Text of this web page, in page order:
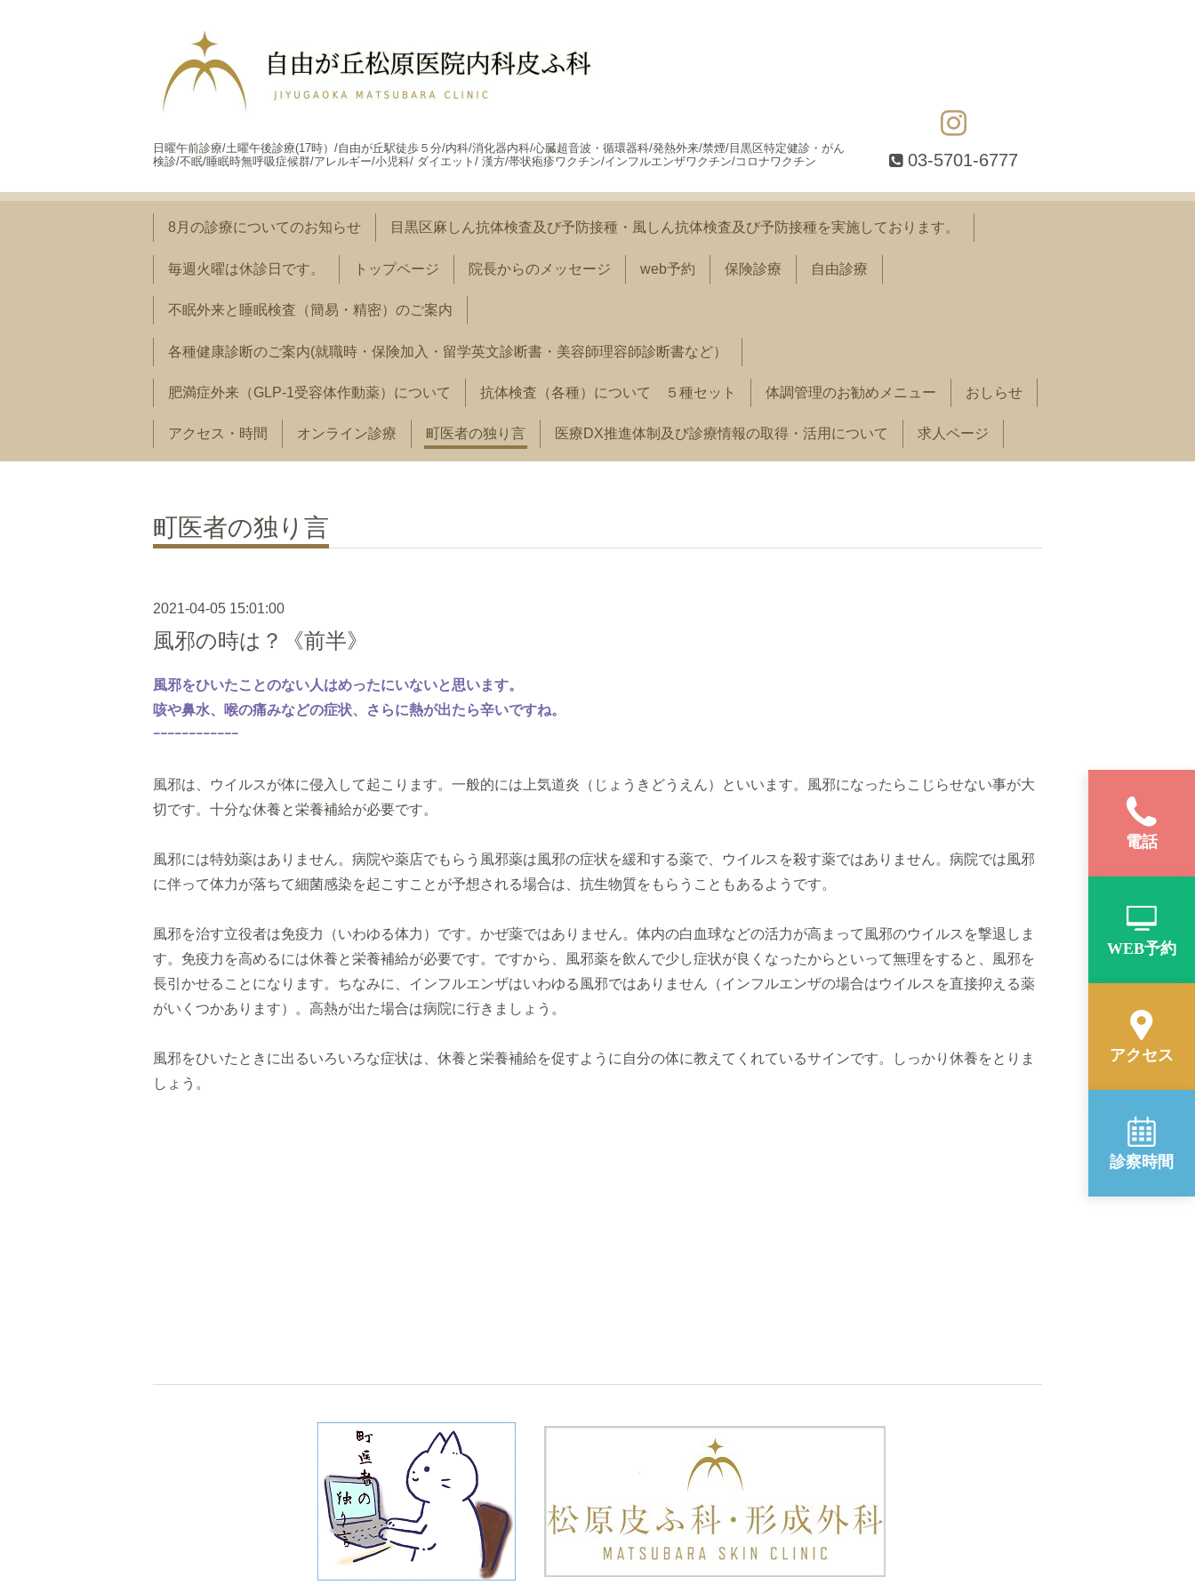
日曜午前診療/土曜午後診療(17時）/自由が丘駅徒歩５分/内科/消化器内科/心臓超音波・循環器科/発熱外来/禁煙/目黒区特定健診・がん
検診/不眠/睡眠時無呼吸症候群/アレルギー/小児科/ ダイエット/ 漢方/帯状疱疹ワクチン/インフルエンザワクチン/コロナワクチン
03-5701-6777
8月の診療についてのお知らせ 目黒区麻しん抗体検査及び予防接種・風しん抗体検査及び予防接種を実施しております。
毎週火曜は休診日です。 トップページ 院長からのメッセージ web予約 保険診療 自由診療
不眠外来と睡眠検査（簡易・精密）のご案内
各種健康診断のご案内(就職時・保険加入・留学英文診断書・美容師理容師診断書など）
肥満症外来（GLP-1受容体作動薬）について 抗体検査（各種）について ５種セット 体調管理のお勧めメニュー おしらせ
アクセス・時間 オンライン診療 町医者の独り言 医療DX推進体制及び診療情報の取得・活用について 求人ページ
町医者の独り言
2021-04-05 15:01:00
風邪の時は？《前半》
風邪をひいたことのない人はめったにいないと思います。
咳や鼻水、喉の痛みなどの症状、さらに熱が出たら辛いですね。
ｰｰｰｰｰｰｰｰｰｰｰｰ
風邪は、ウイルスが体に侵入して起こります。一般的には上気道炎（じょうきどうえん）といいます。風邪になったらこじらせない事が大
切です。十分な休養と栄養補給が必要です。
風邪には特効薬はありません。病院や薬店でもらう風邪薬は風邪の症状を緩和する薬で、ウイルスを殺す薬ではありません。病院では風邪
に伴って体力が落ちて細菌感染を起こすことが予想される場合は、抗生物質をもらうこともあるようです。
風邪を治す立役者は免疫力（いわゆる体力）です。かぜ薬ではありません。体内の白血球などの活力が高まって風邪のウイルスを撃退しま
す。 免疫力を高めるには休養と栄養補給が必要です。ですから、風邪薬を飲んで少し症状が良くなったからといって無理をすると、風邪を
長引かせることになります。 ちなみに、インフルエンザはいわゆる風邪ではありません（インフルエンザの場合はウイルスを直接抑える薬
がいくつかあります）。 高熱が出た場合は病院に行きましょう。
風邪をひいたときに出るいろいろな症状は、休養と栄養補給を促すように自分の体に教えてくれているサインです。しっかり休養をとりま
しょう。
電話
WEB予約
アクセス
診察時間